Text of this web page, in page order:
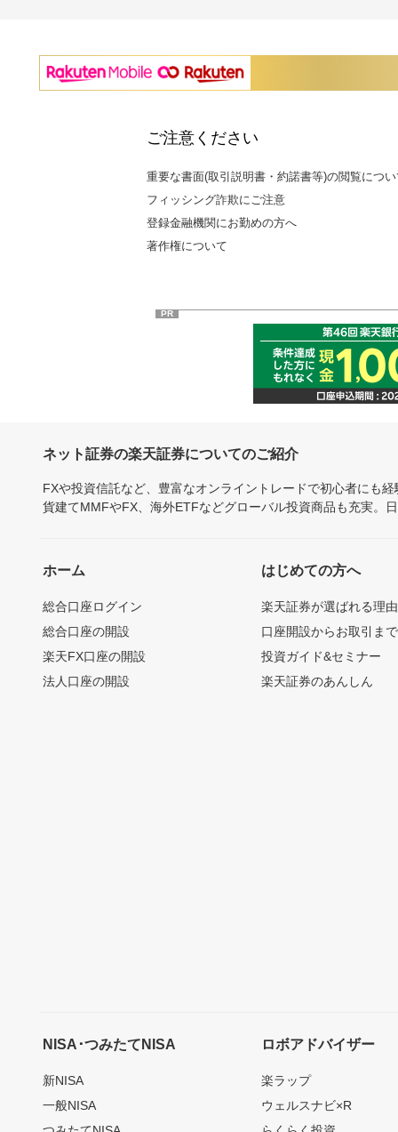
ご注意ください
重要な書面(取引説明書・約諾書等)の閲覧につ
フィッシング詐欺にご注意
登録金融機関にお勤めの方へ
著作権について
PR
ネット証券の楽天証券についてのご紹介
FXや投資信託など、豊富なオンライントレードで初心者にも
貨建てMMFやFX、海外ETFなどグローバル投資商品も充実。
ホーム
総合口座ログイン
総合口座の開設
楽天FX口座の開設
法人口座の開設
はじめての方へ
楽天証券が選ばれる理由
口座開設からお取引ま
投資ガイド&セミナー
楽天証券のあんしん
NISA･つみたてNISA
新NISA
一般NISA
ロボアドバイザー
楽ラップ
ウェルスナビ×R